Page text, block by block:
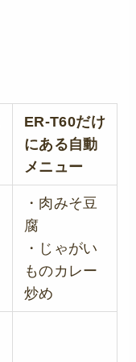
ER-T60だけ
にある自動
メニュー
・肉みそ豆
腐
・じゃがい
ものカレー
炒め